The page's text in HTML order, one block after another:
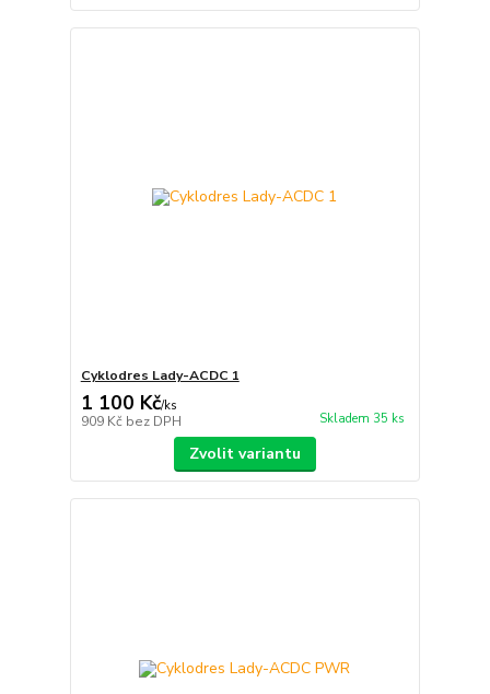
Cyklodres Lady-ACDC 1
1 100 Kč/ks
909 Kč bez DPH Skladem 35 ks
Zvolit variantu